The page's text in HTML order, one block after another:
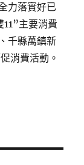
力落實好已
主要消費
千縣萬鎮新
消費活動。